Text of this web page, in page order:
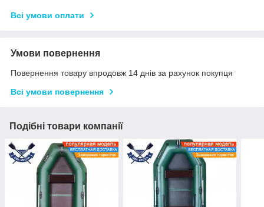
Всі умови оплати
Умови повернення
Повернення товару впродовж 14 днів за рахунок покупця
Всі умови повернення
Подібні товари компанії